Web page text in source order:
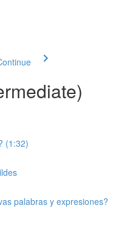
(1:32)
palabras y expresiones?